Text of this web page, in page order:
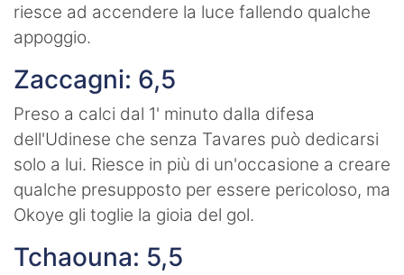
riesce ad accendere la luce fallendo qualche
appoggio.
Zaccagni: 6,5
Preso a calci dal 1' minuto dalla difesa
dell'Udinese che senza Tavares può dedicarsi
solo a lui. Riesce in più di un'occasione a creare
qualche presupposto per essere pericoloso, ma
Okoye gli toglie la gioia del gol.
Tchaouna: 5,5